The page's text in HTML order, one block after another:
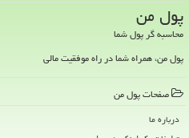
پول من
محاسبه گر پول شما
پول من، همراه شما در راه موفقیت مالی
صفحات پول من
درباره ما